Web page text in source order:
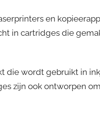
en
in cartridges die
die wordt gebruikt in
zijn ook ontworpen